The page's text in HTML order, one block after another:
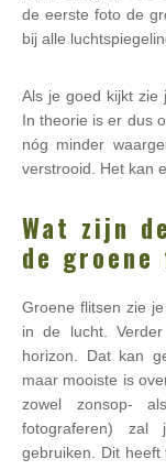
de eerste foto de
bij alle
Als je goed kijkt zie
In theorie is er dus
nóg minder
verstrooid. Het kan
Wat zijn
de
Groene flitsen zie
in de lucht.
horizon. Dat kan
maar mooiste is
zowel zonsop-
fotograferen) zal
gebruiken. Dit